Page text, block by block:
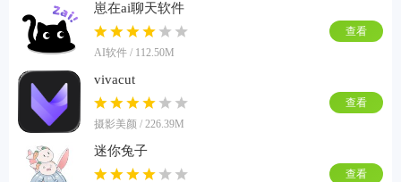
崽在ai聊天软件
AI软件 / 112.50M
查看
vivacut
摄影美颜 / 226.39M
查看
迷你兔子
查看